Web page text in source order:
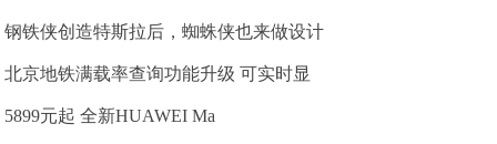
钢铁侠创造特斯拉后，蜘蛛侠也来做设计
北京地铁满载率查询功能升级 可实时显
5899元起 全新HUAWEI Ma